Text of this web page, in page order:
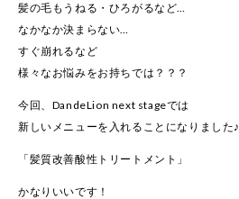
髪の毛もうねる・ひろがるなど…
なかなか決まらない…
すぐ崩れるなど
様々なお悩みをお持ちでは？？？
今回、DandeLion next stageでは
新しいメニューを入れることになりました♪
「髪質改善酸性トリートメント」
かなりいいです！